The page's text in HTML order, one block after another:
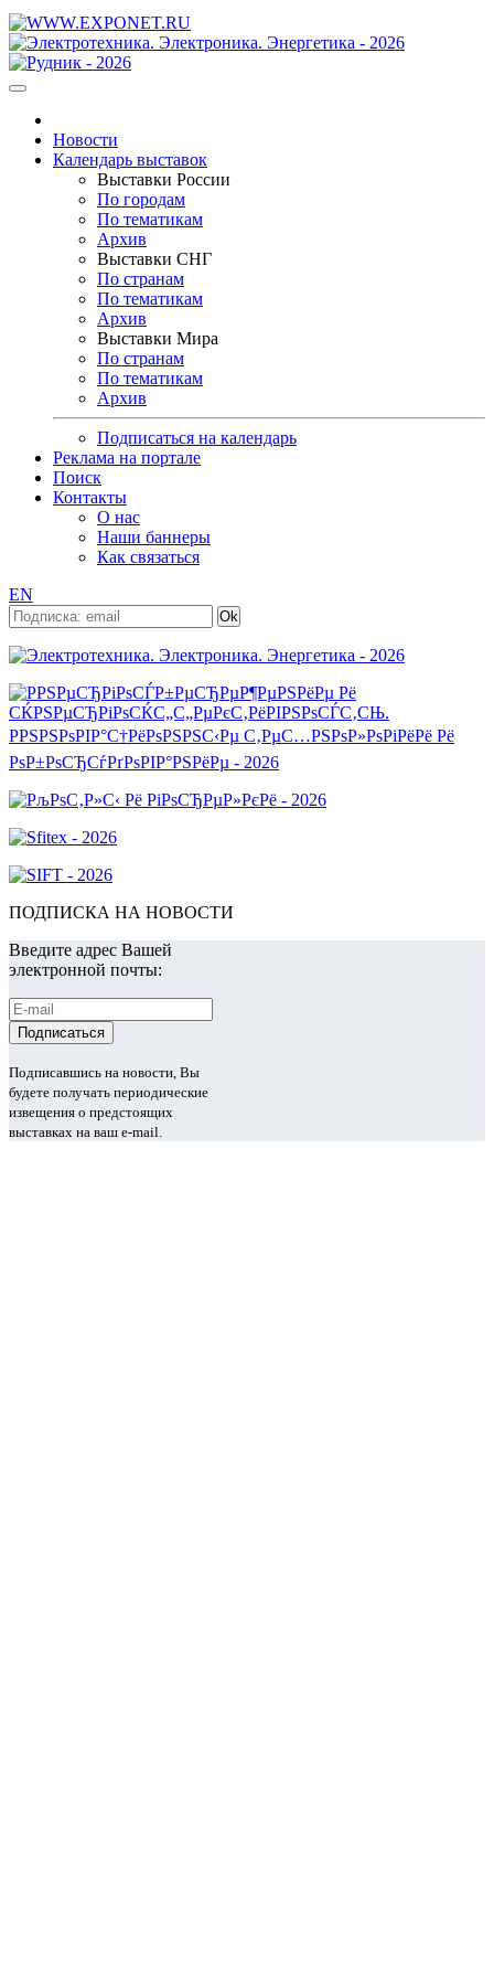
Новости
Календарь выставок
Выставки России
По городам
По тематикам
Архив
Выставки СНГ
По странам
По тематикам
Архив
Выставки Мира
По странам
По тематикам
Архив
Подписаться на календарь
Реклама на портале
Поиск
Контакты
О нас
Наши баннеры
Как связаться
EN
ПОДПИСКА НА НОВОСТИ
Введите адрес Вашей
электронной почты:
Подписавшись на новости, Вы
будете получать периодические
извещения о предстоящих
выставках на ваш e-mail.